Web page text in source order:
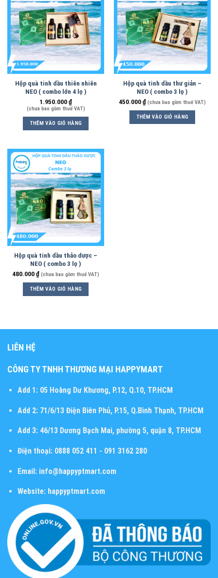
Hộp quà tinh dầu thiên nhiên
NEO ( combo lớn 4 lọ )
1.950.000₫
(chưa bao gồm thuế VAT)
THÊM VÀO GIỎ HÀNG
Hộp quà tinh dầu thư giản –
NEO ( combo 3 lọ )
450.000₫ (chưa bao gồm thuế VAT)
THÊM VÀO GIỎ HÀNG
Hộp quà tinh dầu thảo dược –
NEO ( combo 3 lọ )
480.000₫ (chưa bao gồm thuế VAT)
THÊM VÀO GIỎ HÀNG
LIÊN HỆ
CÔNG TY TNHH THƯƠNG MẠI HAPPYMART
Add 1:05 Hoàng Dư Khương, P.12, Q.10, TP.HCM
Add 2:71/6/13 Điện Biên Phủ, P.15, Q.Bình Thạnh, TP.HCM
Add 3:46/13 Dương Bạch Mai, phường 5, quận 8, TP.HCM
Điện thoại:0888 052 411 - 091 3162 280
Email:info@happyptmart.com
Website: happyptmart.com